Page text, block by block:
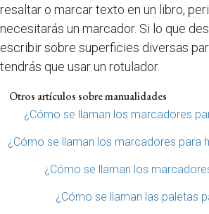
resaltar o marcar texto en un libro,
necesitarás un marcador. Si lo que
escribir sobre superficies diversas
tendrás que usar un rotulador.
Otros artículos sobre manualidades
¿Cómo se llaman los marcadores
¿Cómo se llaman los marcadores para
¿Cómo se llaman los
¿Cómo se llaman las paletas